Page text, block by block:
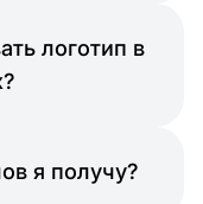
логотип в
я получу?